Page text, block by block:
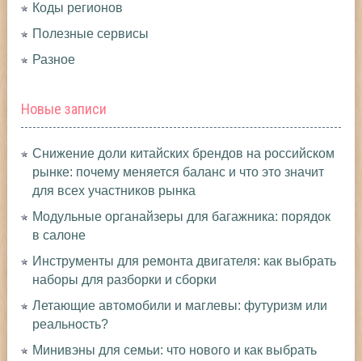
Коды регионов
Полезные сервисы
Разное
Новые записи
Снижение доли китайских брендов на российском
рынке: почему меняется баланс и что это значит
для всех участников рынка
Модульные органайзеры для багажника: порядок
в салоне
Инструменты для ремонта двигателя: как выбрать
наборы для разборки и сборки
Летающие автомобили и маглевы: футуризм или
реальность?
Минивэны для семьи: что нового и как выбрать